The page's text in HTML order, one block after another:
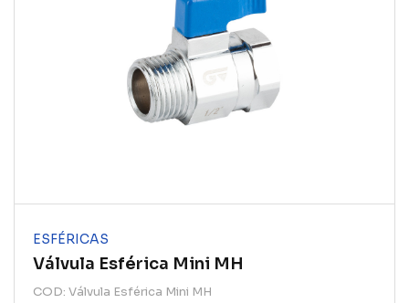
ESFÉRICAS
Válvula Esférica Mini MH
COD: Válvula Esférica Mini MH